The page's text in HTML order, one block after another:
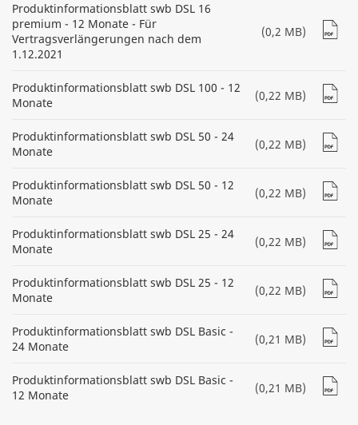
Produktinformationsblatt swb DSL 16
premium - 12 Monate - Für
Vertragsverlängerungen nach dem
1.12.2021
(0,2 MB)
Produktinformationsblatt swb DSL 100 - 12
Monate
(0,22 MB)
Produktinformationsblatt swb DSL 50 - 24
Monate
(0,22 MB)
Produktinformationsblatt swb DSL 50 - 12
Monate
(0,22 MB)
Produktinformationsblatt swb DSL 25 - 24
Monate
(0,22 MB)
Produktinformationsblatt swb DSL 25 - 12
Monate
(0,22 MB)
Produktinformationsblatt swb DSL Basic -
24 Monate
(0,21 MB)
Produktinformationsblatt swb DSL Basic -
12 Monate
(0,21 MB)